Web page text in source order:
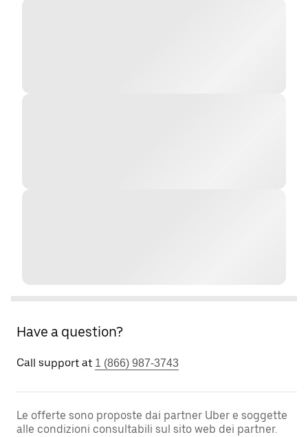
Have a question?
Call support at 1 (866) 987-3743
Le offerte sono proposte dai partner Uber e soggette
alle condizioni consultabili sul sito web dei partner.